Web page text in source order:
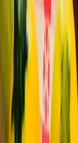
Vera Penthum
Elke laatste vrijdag
De oktober editie zal
ruilen inwoners van
groente/fruit/kruiden/
kraampjes zijn met o.a.
Oogstmarkt bevindt
begane grond van
Meer informatie: